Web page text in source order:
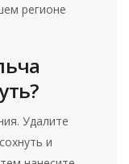
регионе
Удалите
и